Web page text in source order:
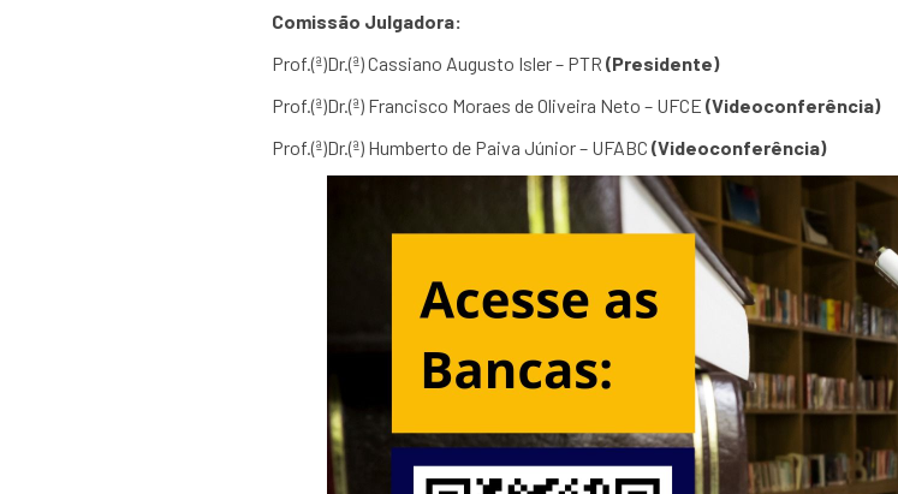
Comissão Julgadora:
Prof.(ª)Dr.(ª) Cassiano Augusto Isler – PTR (Presidente)
Prof.(ª)Dr.(ª) Francisco Moraes de Oliveira Neto – UFCE (Videoconferência)
Prof.(ª)Dr.(ª) Humberto de Paiva Júnior – UFABC (Videoconferência)